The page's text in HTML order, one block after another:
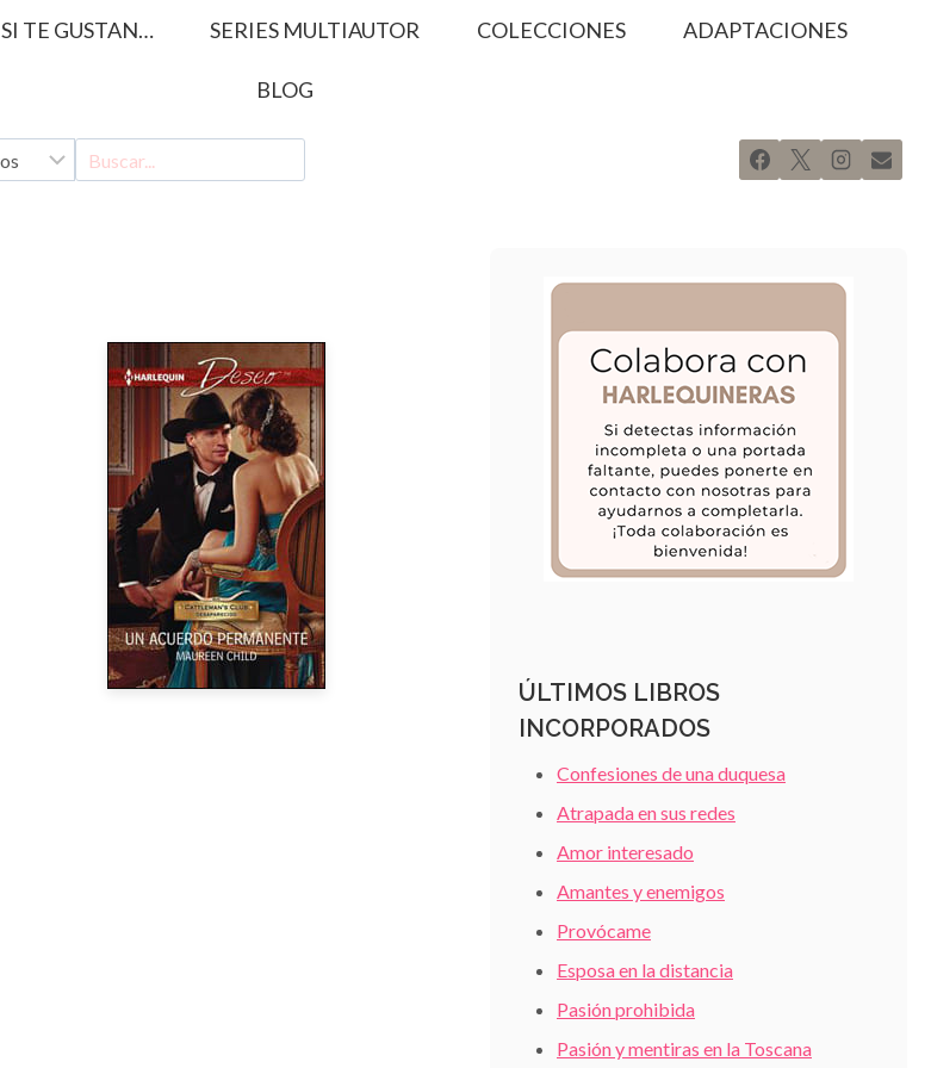
SI TE GUSTAN… SERIES MULTIAUTOR COLECCIONES ADAPTACIONES
BLOG
ÚLTIMOS LIBROS
INCORPORADOS
Confesiones de una duquesa
Atrapada en sus redes
Amor interesado
Amantes y enemigos
Provócame
Esposa en la distancia
Pasión prohibida
Pasión y mentiras en la Toscana